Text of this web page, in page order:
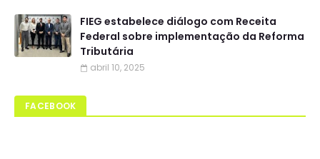
FIEG estabelece diálogo com Receita
Federal sobre implementação da Reforma
Tributária
abril 10, 2025
FACEBOOK